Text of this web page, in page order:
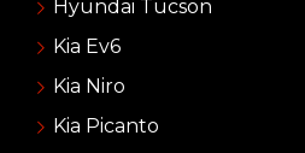
Hyundai Tucson
Kia Ev6
Kia Niro
Kia Picanto